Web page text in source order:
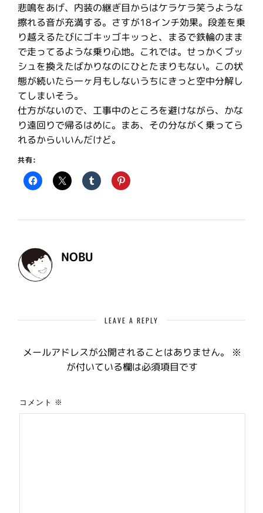
悲鳴をあげ、内装の継ぎ目からはケラケラ笑うような
擦れる音が充満する。さすが18インチ効果。段差を乗
り越えるたびにゴキッゴキッっと、まるで鉄輪のまま
で走ってるような乗り心地。これでは。せっかくブッ
シュを換えたばかりなのにひとたまりもない。この状
態が続いたら一ヶ月もしないうちにきっと空中分解し
てしまいそう。
仕方がないので、工事中のところを避けながら、かな
り遠回りで帰るはめに。まあ、その分ながく乗ってら
れるからいいんだけど。
共有:
NOBU
LEAVE A REPLY
メールアドレスが公開されることはありません。
※
が付いている欄は必須項目です
コメント ※